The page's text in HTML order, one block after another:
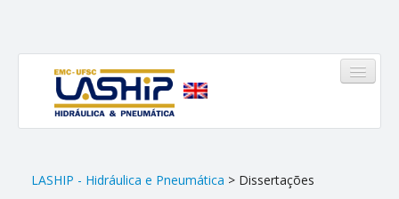
LASHIP - Hidráulica e Pneumática > Dissertações